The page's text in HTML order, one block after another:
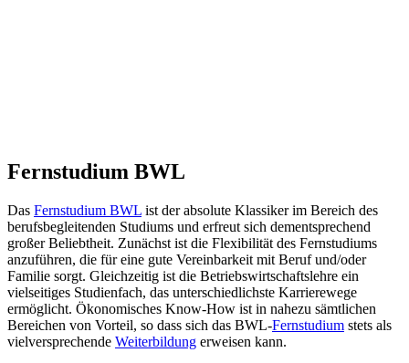
Fernstudium BWL
Das Fernstudium BWL ist der absolute Klassiker im Bereich des
berufsbegleitenden Studiums und erfreut sich dementsprechend
großer Beliebtheit. Zunächst ist die Flexibilität des Fernstudiums
anzuführen, die für eine gute Vereinbarkeit mit Beruf und/oder
Familie sorgt. Gleichzeitig ist die Betriebswirtschaftslehre ein
vielseitiges Studienfach, das unterschiedlichste Karrierewege
ermöglicht. Ökonomisches Know-How ist in nahezu sämtlichen
Bereichen von Vorteil, so dass sich das BWL-Fernstudium stets als
vielversprechende Weiterbildung erweisen kann.